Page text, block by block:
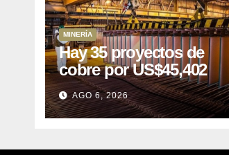
MINERÍA
Hay 35 proyectos de
cobre por US$45,402
millones que Perú
puede aprovechar
AGO 6, 2026